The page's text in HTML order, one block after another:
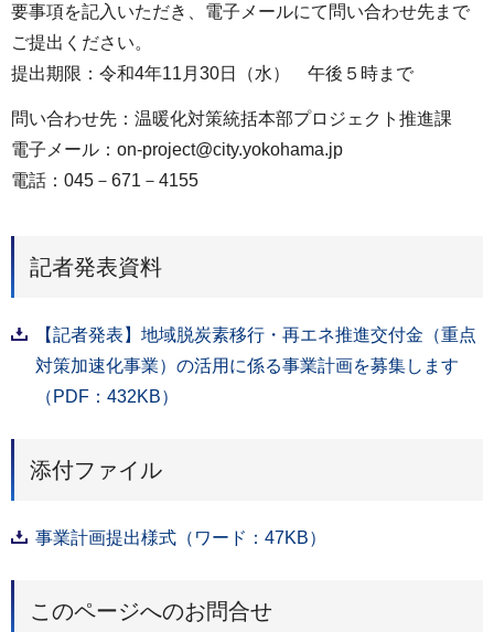
要事項を記入いただき、電子メールにて問い合わせ先まで
ご提出ください。
提出期限：令和4年11月30日（水） 午後５時まで
問い合わせ先：温暖化対策統括本部プロジェクト推進課
電子メール：on-project@city.yokohama.jp
電話：045－671－4155
記者発表資料
【記者発表】地域脱炭素移行・再エネ推進交付金（重点
対策加速化事業）の活用に係る事業計画を募集します
（PDF：432KB）
添付ファイル
事業計画提出様式（ワード：47KB）
このページへのお問合せ